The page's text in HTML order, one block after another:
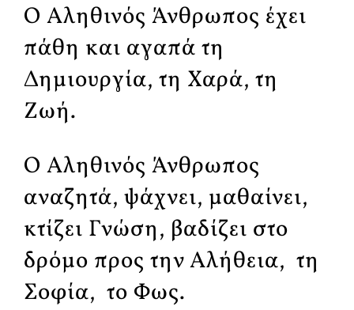
Ο Αληθινός Άνθρωπος έχει
πάθη και αγαπά τη
Δημιουργία, τη Χαρά, τη
Ζωή.
Ο Αληθινός Άνθρωπος
αναζητά, ψάχνει, μαθαίνει,
κτίζει Γνώση, βαδίζει στο
δρόμο προς την Αλήθεια, τη
Σοφία, το Φως.